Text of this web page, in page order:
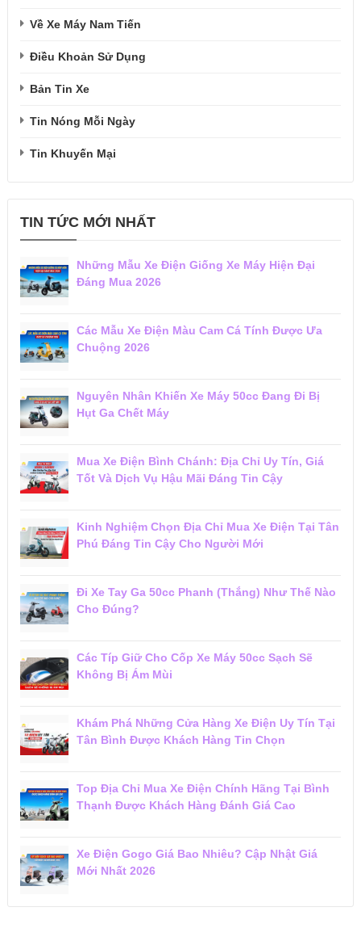
Về Xe Máy Nam Tiến
Điều Khoản Sử Dụng
Bản Tin Xe
Tin Nóng Mỗi Ngày
Tin Khuyến Mại
TIN TỨC MỚI NHẤT
Những Mẫu Xe Điện Giống Xe Máy Hiện Đại
Đáng Mua 2026
Các Mẫu Xe Điện Màu Cam Cá Tính Được Ưa
Chuộng 2026
Nguyên Nhân Khiến Xe Máy 50cc Đang Đi Bị
Hụt Ga Chết Máy
Mua Xe Điện Bình Chánh: Địa Chỉ Uy Tín, Giá
Tốt Và Dịch Vụ Hậu Mãi Đáng Tin Cậy
Kinh Nghiệm Chọn Địa Chỉ Mua Xe Điện Tại Tân
Phú Đáng Tin Cậy Cho Người Mới
Đi Xe Tay Ga 50cc Phanh (Thắng) Như Thế Nào
Cho Đúng?
Các Típ Giữ Cho Cốp Xe Máy 50cc Sạch Sẽ
Không Bị Ám Mùi
Khám Phá Những Cửa Hàng Xe Điện Uy Tín Tại
Tân Bình Được Khách Hàng Tin Chọn
Top Địa Chỉ Mua Xe Điện Chính Hãng Tại Bình
Thạnh Được Khách Hàng Đánh Giá Cao
Xe Điện Gogo Giá Bao Nhiêu? Cập Nhật Giá
Mới Nhất 2026